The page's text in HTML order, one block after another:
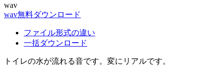
wav
wav無料ダウンロード
ファイル形式の違い
一括ダウンロード
トイレの水が流れる音です。変にリアルです。